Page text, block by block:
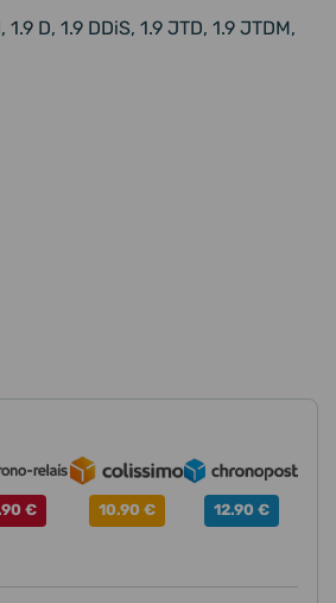
1.9 D, 1.9 DDiS, 1.9 JTD, 1.9 JTDM,
€ 10.90 € 12.90 €